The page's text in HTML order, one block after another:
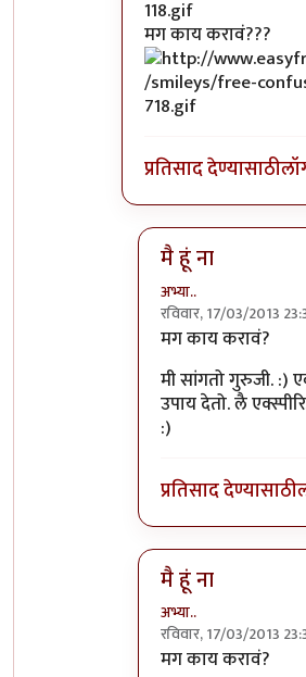
मग काय करावं???
प्रतिसाद देण्यासाठी
मै हूं ना
अभ्या..
रविवार, 17/03/2013
In reply to
मग काय करावं?
मी सांगतो गुरुजी. :)
उपाय देतो. लै
:)
प्रतिसाद देण्यासाठी
मै हूं ना
अभ्या..
रविवार, 17/03/2013
In reply to
मग काय करावं?